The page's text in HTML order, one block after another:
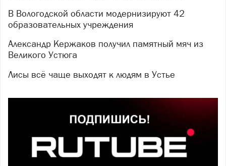
В Вологодской области модернизируют 42
образовательных учреждения
Александр Кержаков получил памятный мяч из
Великого Устюга
Лисы всё чаще выходят к людям в Устье